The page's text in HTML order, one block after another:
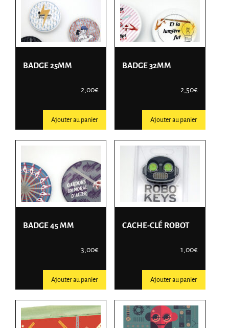
BADGE 25MM
2,00€
Ajouter au panier
BADGE 32MM
2,50€
Ajouter au panier
BADGE 45 MM
3,00€
Ajouter au panier
CACHE-CLÉ ROBOT
1,00€
Ajouter au panier